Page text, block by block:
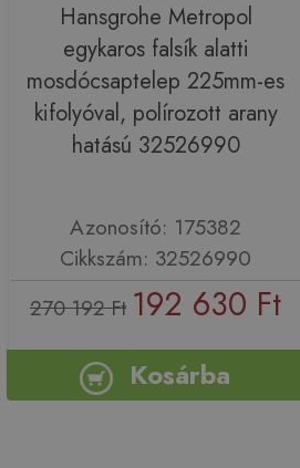
Hansgrohe Metropol
egykaros falsík alatti
mosdócsaptelep 225mm-es
kifolyóval, polírozott arany
hatású 32526990
Azonosító: 175382
Cikkszám: 32526990
270 192 Ft 192 630 Ft
Kosárba